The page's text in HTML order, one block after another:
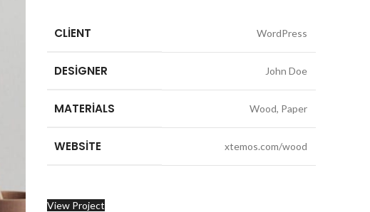
CLIENT WordPress
DESIGNER John Doe
MATERIALS Wood, Paper
WEBSITE xtemos.com/wood
View Project